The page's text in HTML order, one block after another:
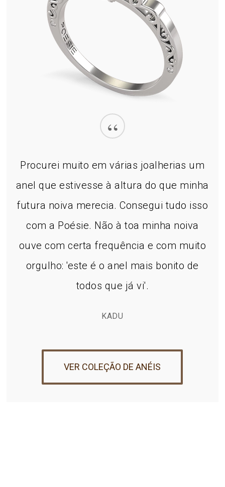
“
Procurei muito em várias joalherias um
anel que estivesse à altura do que minha
futura noiva merecia. Consegui tudo isso
com a Poésie. Não à toa minha noiva
ouve com certa frequência e com muito
orgulho: 'este é o anel mais bonito de
todos que já vi'.
KADU
VER COLEÇÃO DE ANÉIS